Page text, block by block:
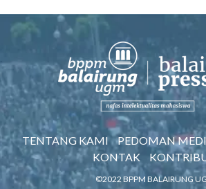
TENTANG KAMI PEDOMAN
KONTAK
©2022 BPPM BALAIRUNG